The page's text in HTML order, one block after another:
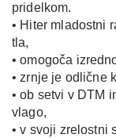
pridelkom.
• Hiter mladostni
tla,
• omogoča
• zrnje je odlične
• ob setvi v DTM
vlago,
• v svoji zrelostni